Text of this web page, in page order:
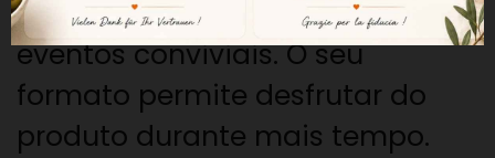
apreciadores de corte à faca ou
eventos conviviais. O seu
formato permite desfrutar do
produto durante mais tempo.